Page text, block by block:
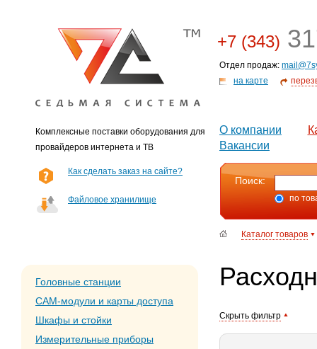
Комплексные поставки оборудования для
провайдеров интернета и ТВ
+7 (343)
Отдел продаж:
на карте
О компании
Вакансии
Как сделать заказ на сайте?
Файловое хранилище
Поиск:
по
Каталог товаров
Головные станции
CAM-модули и карты доступа
Шкафы и стойки
Измерительные приборы
Скрыть фильтр